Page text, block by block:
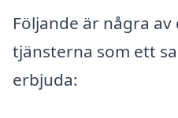
Följande är några
tjänsterna som ett
erbjuda: